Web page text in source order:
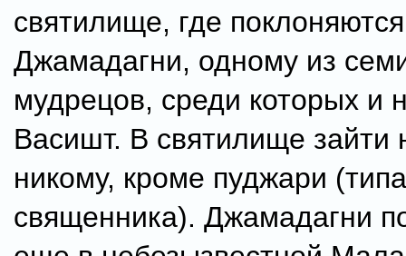
святилище, где
Джамадагни, одному из
мудрецов, среди которых и
Васишт. В святилище зайти
никому, кроме пуджари
священника). Джамадагни